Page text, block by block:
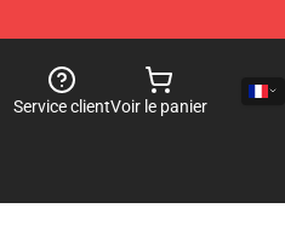
Service clientVoir le panier